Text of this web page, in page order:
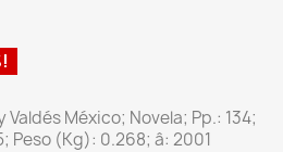
Valdés México; Novela; Pp.: 134;
Peso (Kg): 0.268; â: 2001